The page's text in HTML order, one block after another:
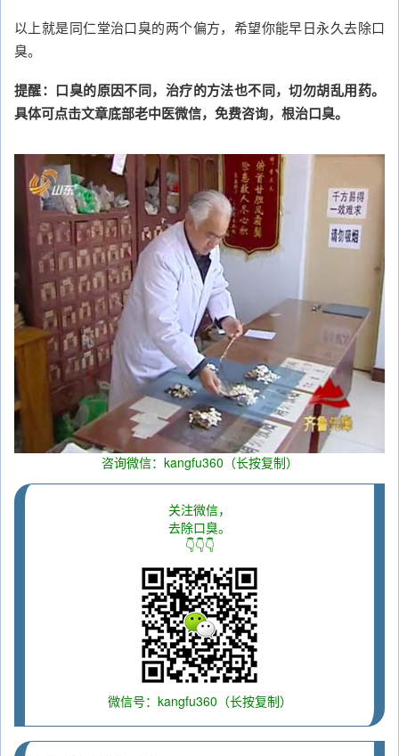
以上就是同仁堂治口臭的两个偏方，希望你能早日永久去除口
臭。
提醒：口臭的原因不同，治疗的方法也不同，切勿胡乱用药。
具体可点击文章底部老中医微信，免费咨询，根治口臭。
咨询微信：kangfu360（长按复制）
关注微信，
去除口臭。
👇👇👇
微信号：kangfu360（长按复制）